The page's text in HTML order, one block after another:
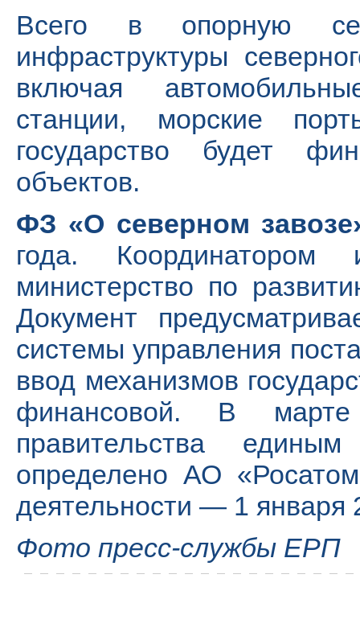
Всего в опорную сеть
инфраструктуры
включая
станции, морские
государство будет
объектов.
ФЗ «О северном
года. Координатором
министерство по
Документ
системы управления
ввод механизмов
финансовой. В
правительства
определено АО
деятельности — 1 января
Фото пресс-службы ЕРП